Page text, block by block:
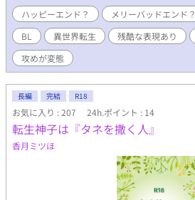
ハッピーエンド？ メリーバッドエンド？
BL
異世界転生 残酷な表現あり
攻めが変態
長編 完結 R18
お気に入り : 207 24h.ポイント : 14
転生神子は『タネを撒く人』
香月ミツほ